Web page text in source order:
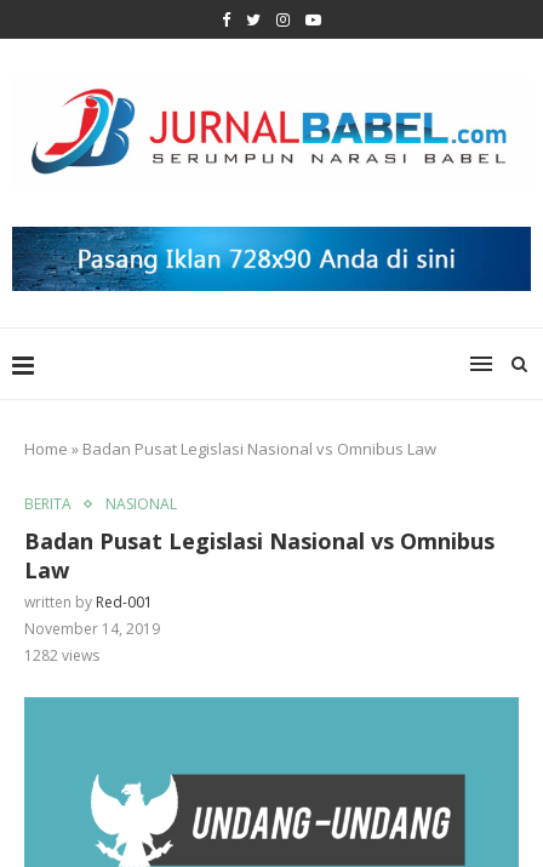
Home » Badan Pusat Legislasi Nasional vs Omnibus Law
BERITA NASIONAL
Badan Pusat Legislasi Nasional vs Omnibus
Law
written by Red-001
November 14, 2019
1282views